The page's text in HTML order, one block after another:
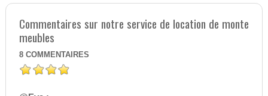
Commentaires sur notre service de location de monte
meubles
8 COMMENTAIRES